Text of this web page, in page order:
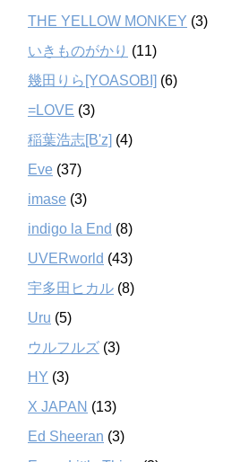
THE YELLOW MONKEY (3)
いきものがかり (11)
幾田りら[YOASOBI] (6)
=LOVE (3)
稲葉浩志[B'z] (4)
Eve (37)
imase (3)
indigo la End (8)
UVERworld (43)
宇多田ヒカル (8)
Uru (5)
ウルフルズ (3)
HY (3)
X JAPAN (13)
Ed Sheeran (3)